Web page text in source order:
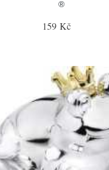
®
159 Kč